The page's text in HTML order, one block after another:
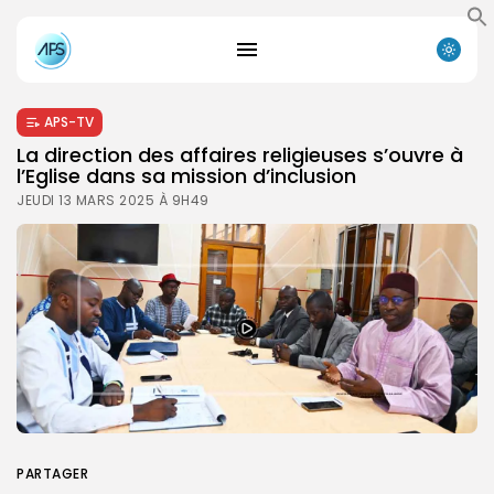
APS-TV
La direction des affaires religieuses s’ouvre à
l’Eglise dans sa mission d’inclusion
JEUDI 13 MARS 2025 À 9H49
PARTAGER